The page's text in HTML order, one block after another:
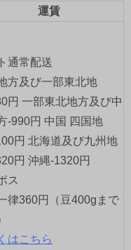
運賃
通常配送
方及び一部東北地
円 一部東北地方及び中
-990円 中国 四国地
円 北海道及び九州地
円 沖縄-1320円
ス
律360円（豆400gまで
はこちら